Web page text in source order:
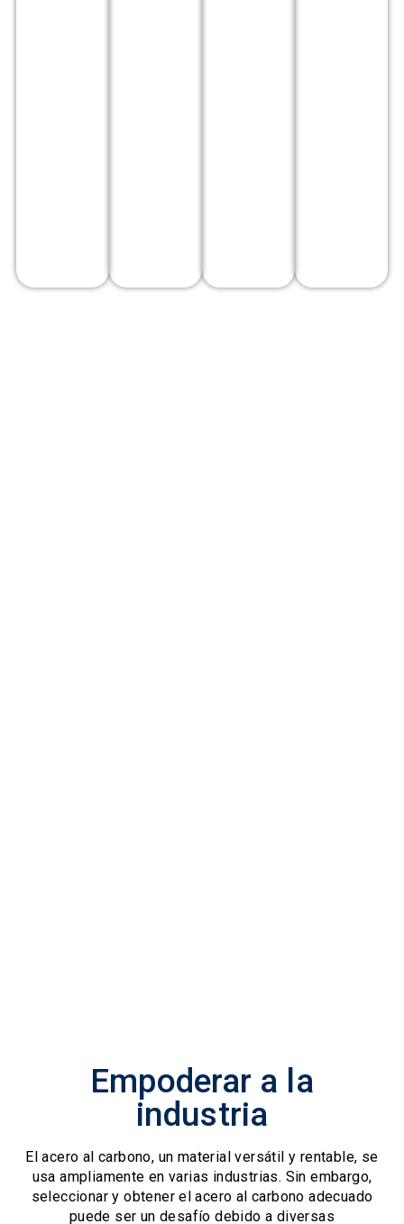
Empoderar a la
industria
El acero al carbono, un material versátil y rentable, se
usa ampliamente en varias industrias. Sin embargo,
seleccionar y obtener el acero al carbono adecuado
puede ser un desafío debido a diversas